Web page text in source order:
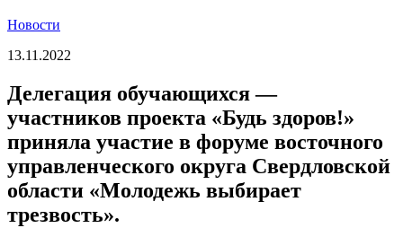
Новости
13.11.2022
Делегация обучающихся —
участников проекта «Будь здоров!»
приняла участие в форуме восточного
управленческого округа Свердловской
области «Молодежь выбирает
трезвость».